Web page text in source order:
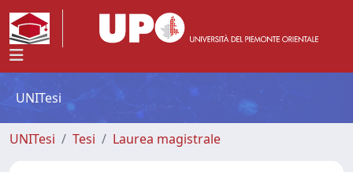
UNITesi
UNITesi Tesi Laurea magistrale